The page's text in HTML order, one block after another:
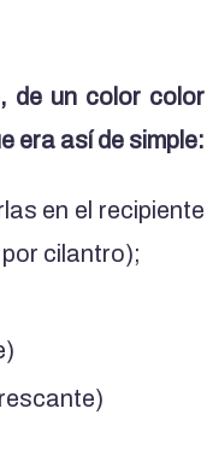
de un color color
era así de simple:
en el recipiente
cilantro);